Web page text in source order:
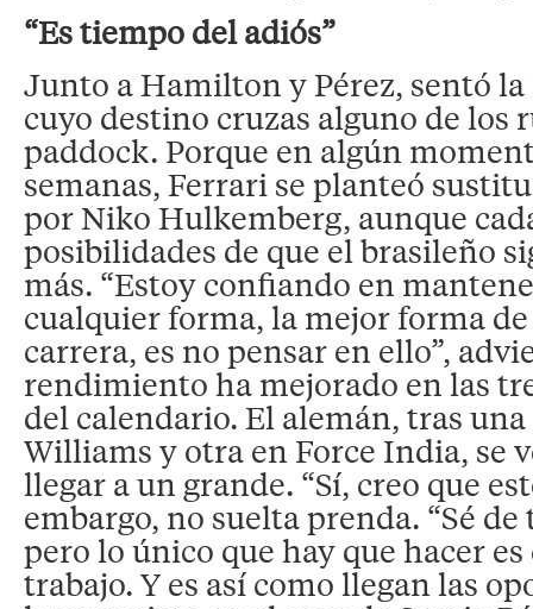
“Es tiempo del adiós”
Junto a Hamilton y Pérez, sentó
cuyo destino cruzas alguno de los
paddock. Porque en algún
semanas, Ferrari se planteó
por Niko Hulkemberg, aunque
posibilidades de que el brasileño
más. “Estoy confiando en
cualquier forma, la mejor forma
carrera, es no pensar en ello”,
rendimiento ha mejorado en las
del calendario. El alemán, tras
Williams y otra en Force India, se
llegar a un grande. “Sí, creo que
embargo, no suelta prenda. “Sé
pero lo único que hay que hacer
trabajo. Y es así como llegan las